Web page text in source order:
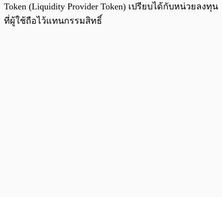
Token (Liquidity Provider Token) เปรียบได้กับหน่วยลงทุน
ที่ผู้ใช้ถือไว้แทนกรรมสิทธิ์